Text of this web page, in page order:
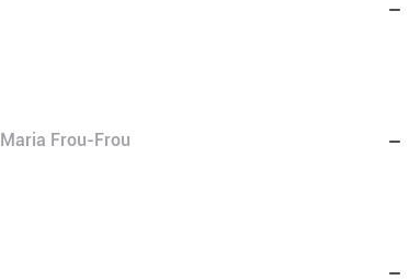
Maria Frou-Frou